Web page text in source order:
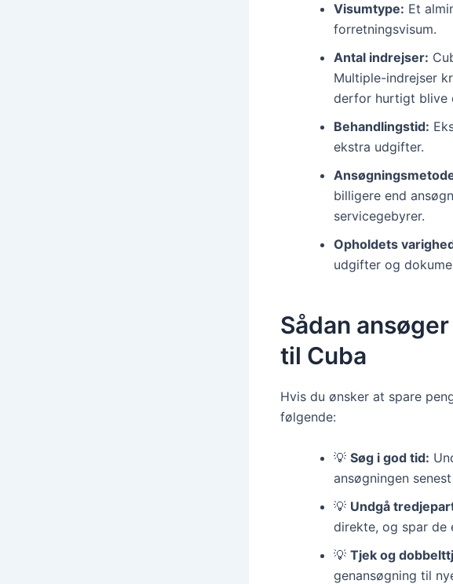
Visumtype: Et
forretningsvisum.
Antal indrejser:
Multiple-indrejser
derfor hurtigt blive
Behandlingstid:
ekstra udgifter.
billigere end
servicegebyrer.
Opholdets
udgifter og
Sådan
til Cuba
Hvis du ønsker at spare
følgende:
💡 Søg i god tid:
ansøgningen
💡 Undgå
direkte, og spar de
💡 Tjek og
genansøgning til